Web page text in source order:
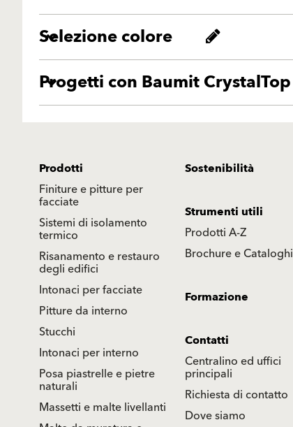
Selezione colore
Progetti con Baumit CrystalTop
Prodotti
Finiture e pitture per
facciate
Sistemi di isolamento
termico
Risanamento e restauro
degli edifici
Intonaci per facciate
Pitture da interno
Stucchi
Intonaci per interno
Posa piastrelle e pietre
naturali
Massetti e malte livellanti
Sostenibilità
Strumenti utili
Prodotti A-Z
Brochure e Cataloghi
Formazione
Contatti
Centralino ed uffici
principali
Richiesta di contatto
Dove siamo